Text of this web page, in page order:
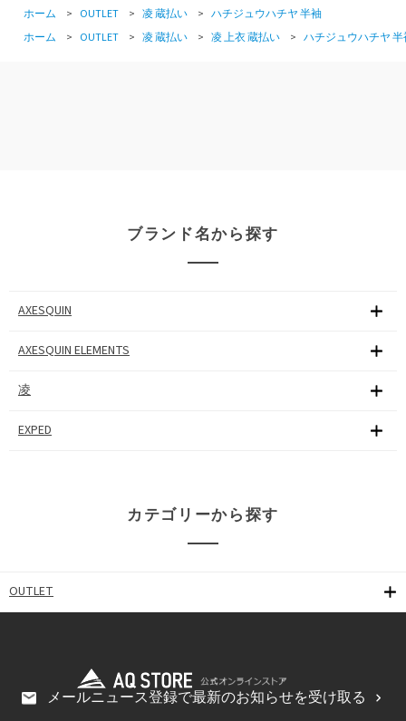
ホーム
> OUTLET > 凌 蔵払い > ハチジュウハチヤ 半袖
ホーム
> OUTLET > 凌 蔵払い > 凌 上衣 蔵払い > ハチジュウハチヤ 半
ブランド名から探す
AXESQUIN
AXESQUIN ELEMENTS
凌
EXPED
カテゴリーから探す
OUTLET
メールニュース登録で最新のお知らせを受け取る